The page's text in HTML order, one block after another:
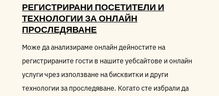
РЕГИСТРИРАНИ ПОСЕТИТЕЛИ И
ТЕХНОЛОГИИ ЗА ОНЛАЙН
ПРОСЛЕДЯВАНЕ
Може да анализираме онлайн дейностите на
регистрираните гости в нашите уебсайтове и онлайн
услуги чрез използване на бисквитки и други
технологии за проследяване. Когато сте избрали да